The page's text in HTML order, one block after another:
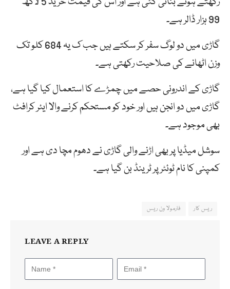
99 ہزار ڈالر ہے۔
گاڑی میں دو لوگ سفر کر سکتے ہیں جب ک یہ 684 کلو تک
وزن اٹھانے کی صلاحیت رکھتی ہے۔
گاڑی کے اندرونی حصے میں چمڑے کا استعمال کیا گیا ہے،
گاڑی میں دو انجن ہیں اور خود کو مستحکم کرنے والا ایئر کرافٹ
بھی موجود ہے۔
سوشل میڈیا پر بھی اڑنے والی گاڑی نے دھوم مچا دی ہے اور
کمپنی کا نام ٹوئٹر پر ٹرینڈ بن گیا ہے۔
ریس کار فارمولا ون ریس
LEAVE A REPLY